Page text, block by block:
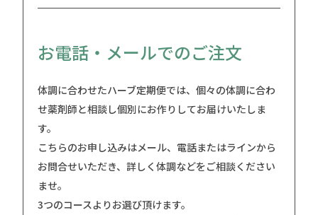
お電話・メールでのご注文
体調に合わせたハーブ定期便では、個々の体調に合わ
せ薬剤師と相談し個別にお作りしてお届けいたしま
す。
こちらのお申し込みはメール、電話またはラインから
お問合せいただき、詳しく体調などをご相談ください
ませ。
3つのコースよりお選び頂けます。